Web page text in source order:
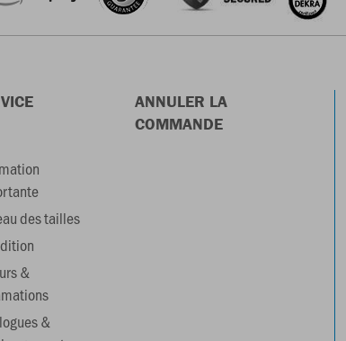
des tailles
&
&
ANNULER LA
COMMANDE